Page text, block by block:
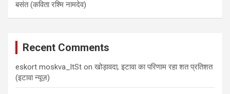
बसंत (कविता रश्मि नामदेव)
Recent Comments
eskort moskva_ltSt onखोड़ावदा,इटावा का परिणाम रहा शत प्रतिशत
(इटावा न्यूज़)